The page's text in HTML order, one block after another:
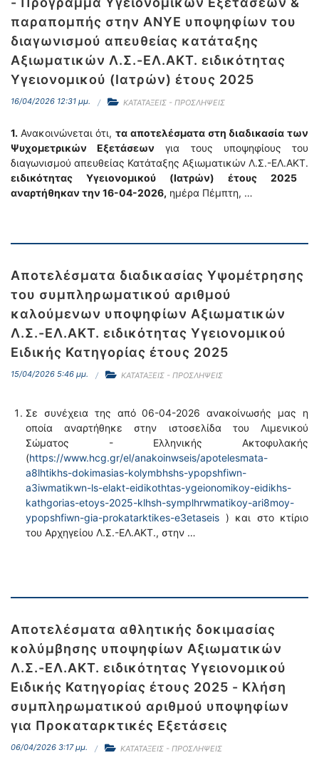
παραπομπής στην ΑΝΥΕ υποψηφίων του
διαγωνισμού απευθείας κατάταξης
Αξιωματικών Λ.Σ.-ΕΛ.ΑΚΤ. ειδικότητας
Υγειονομικού (Ιατρών) έτους 2025
16/04/2026 12:31 μμ. ΚΑΤΑΤΑΞΕΙΣ - ΠΡΟΣΛΗΨΕΙΣ
1. Ανακοινώνεται ότι,τα αποτελέσματα στη διαδικασία των
Ψυχομετρικών Εξετάσεων για τους υποψηφίους του
διαγωνισμού απευθείας Κατάταξης Αξιωματικών Λ.Σ.-ΕΛ.ΑΚΤ.
ειδικότητας Υγειονομικού (Ιατρών) έτους 2025
αναρτήθηκαν την 16-04-2026, ημέρα Πέμπτη, …
Αποτελέσματα διαδικασίας Υψομέτρησης
του συμπληρωματικού αριθμού
καλούμενων υποψηφίων Αξιωματικών
Λ.Σ.-ΕΛ.ΑΚΤ. ειδικότητας Υγειονομικού
Ειδικής Κατηγορίας έτους 2025
15/04/2026 5:46 μμ. ΚΑΤΑΤΑΞΕΙΣ - ΠΡΟΣΛΗΨΕΙΣ
Σε συνέχεια της από 06-04-2026 ανακοίνωσής μας η
οποία αναρτήθηκε στην ιστοσελίδα του Λιμενικού
Σώματος - Ελληνικής Ακτοφυλακής
(https://www.hcg.gr/el/anakoinwseis/apotelesmata-
a8lhtikhs-dokimasias-kolymbhshs-ypopshfiwn-
a3iwmatikwn-ls-elakt-eidikothtas-ygeionomikoy-eidikhs-
kathgorias-etoys-2025-klhsh-symplhrwmatikoy-ari8moy-
ypopshfiwn-gia-prokatarktikes-e3etaseis ) και στο κτίριο
του Αρχηγείου Λ.Σ.-ΕΛ.ΑΚΤ., στην …
Αποτελέσματα αθλητικής δοκιμασίας
κολύμβησης υποψηφίων Αξιωματικών
Λ.Σ.-ΕΛ.ΑΚΤ. ειδικότητας Υγειονομικού
Ειδικής Κατηγορίας έτους 2025 - Κλήση
συμπληρωματικού αριθμού υποψηφίων
για Προκαταρκτικές Εξετάσεις
06/04/2026 3:17 μμ. ΚΑΤΑΤΑΞΕΙΣ - ΠΡΟΣΛΗΨΕΙΣ